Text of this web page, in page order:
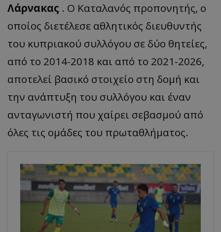
Λάρνακας . Ο Καταλανός προπονητής, ο
οποίος διετέλεσε αθλητικός διευθυντής
του κυπριακού συλλόγου σε δύο θητείες,
από το 2014-2018 και από το 2021-2026,
αποτελεί βασικό στοιχείο στη δομή και
την ανάπτυξη του συλλόγου και έναν
ανταγωνιστή που χαίρει σεβασμού από
όλες τις ομάδες του πρωταθλήματος.